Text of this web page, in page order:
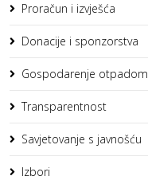
Proračun i izvješća
Donacije i sponzorstva
Gospodarenje otpadom
Transparentnost
Savjetovanje s javnošću
Izbori